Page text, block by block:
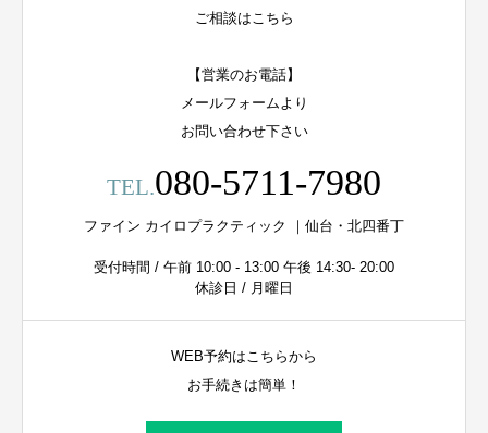
ご相談はこちら
【営業のお電話】
メールフォームより
お問い合わせ下さい
TEL.080-5711-7980
ファイン カイロプラクティック ｜仙台・北四番丁
受付時間 / 午前 10:00 - 13:00 午後 14:30- 20:00
休診日 / 月曜日
WEB予約はこちらから
お手続きは簡単！